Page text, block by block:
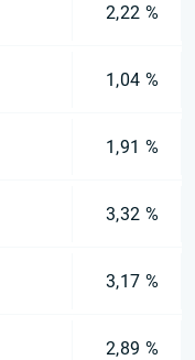
2,22 %
1,04 %
1,91 %
3,32 %
3,17 %
2,89 %